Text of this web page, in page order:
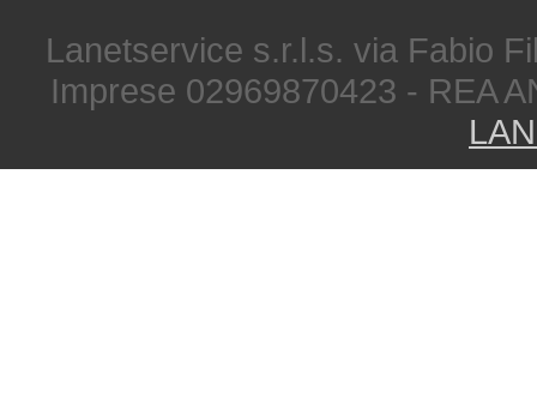
Lanetservice s.r.l.s. via Fabio
Imprese 02969870423 - REA